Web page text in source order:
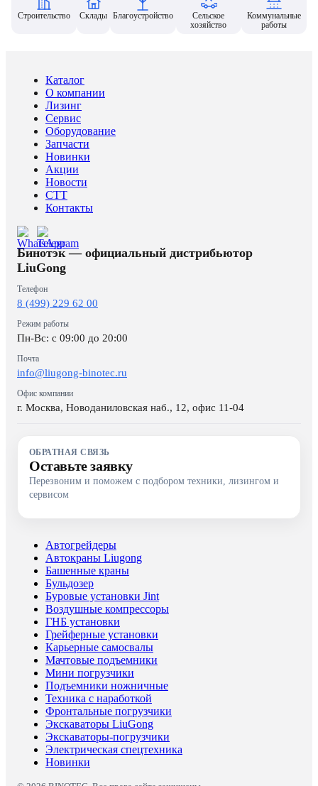
Строительство Склады Благоустройство
Сельское
хозяйство
Коммунальные
работы
Каталог
О компании
Лизинг
Сервис
Оборудование
Запчасти
Новинки
Акции
Новости
CTT
Контакты
Бинотэк — официальный дистрибьютор
LiuGong
Телефон
8 (499) 229 62 00
Режим работы
Пн-Вс: c 09:00 до 20:00
Почта
info@liugong-binotec.ru
Офис компании
г. Москва, Новоданиловская наб., 12, офис 11-04
ОБРАТНАЯ СВЯЗЬ
Оставьте заявку
Перезвоним и поможем с подбором техники, лизингом и
сервисом
Автогрейдеры
Автокраны Liugong
Башенные краны
Бульдозер
Буровые установки Jint
Воздушные компрессоры
ГНБ установки
Грейферные установки
Карьерные самосвалы
Мачтовые подъемники
Мини погрузчики
Подъемники ножничные
Техника с наработкой
Фронтальные погрузчики
Экскаваторы LiuGong
Экскаваторы-погрузчики
Электрическая спецтехника
Новинки